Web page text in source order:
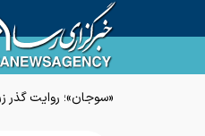
«سوجان»؛ روایت گذر